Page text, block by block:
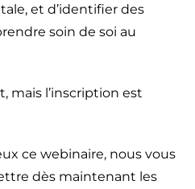
et d’identifier des
soin de soi au
mais l’inscription est
ce webinaire, nous vous
dès maintenant les